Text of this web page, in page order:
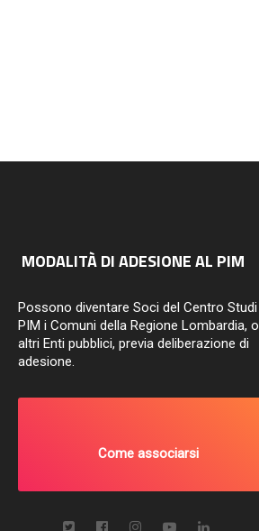
MODALITÀ DI ADESIONE AL PIM
Possono diventare Soci del Centro Studi
PIM i Comuni della Regione Lombardia, o
altri Enti pubblici, previa deliberazione di
adesione.
Come associarsi